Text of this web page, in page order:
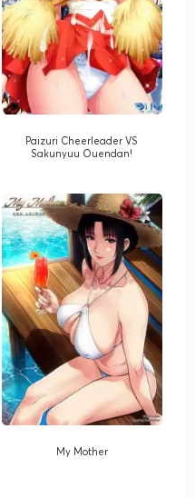
Paizuri Cheerleader VS
Sakunyuu Ouendan!
My Mother